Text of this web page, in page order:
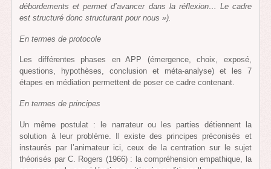
débordements et permet d’avancer dans la réflexion… Le cadre
est structuré donc structurant pour nous »).
En termes de protocole
Les différentes phases en APP (émergence, choix, exposé,
questions, hypothèses, conclusion et méta-analyse) et les 7
étapes en médiation permettent de poser ce cadre contenant.
En termes de principes
Un même postulat : le narrateur ou les parties détiennent la
solution à leur problème. Il existe des principes préconisés et
instaurés par l’animateur ici, ceux de la centration sur le sujet
théorisés par C. Rogers (1966) : la compréhension empathique, la